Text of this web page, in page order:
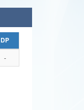
DP
-